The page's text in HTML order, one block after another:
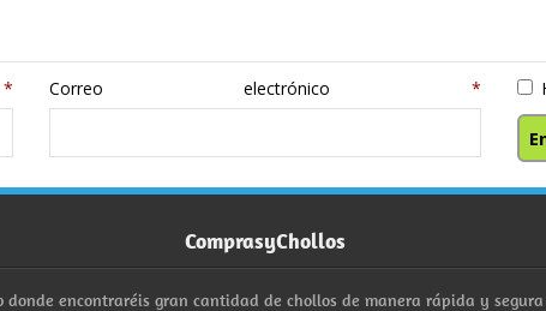
* Correo electrónico*
ComprasyChollos
donde encontraréis gran cantidad de chollos de manera rápida y